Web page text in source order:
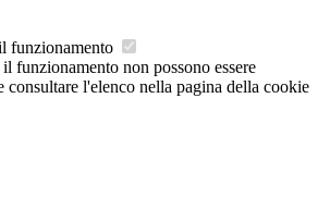
funzionamento
funzionamento non possono essere
consultare l'elenco nella pagina della cookie